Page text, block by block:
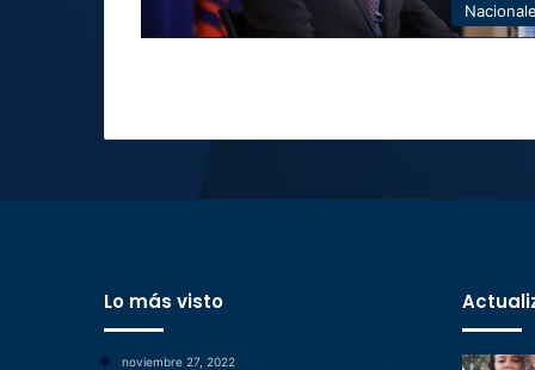
Lo más visto
noviembre 27, 2022